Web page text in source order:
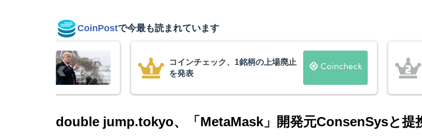
CoinPostで今最も読まれています
15年間休眠のビットコインが移動、
平均取得単価は約10ドル
double jump.tokyo、「MetaMask」開発元ConsenSysと提